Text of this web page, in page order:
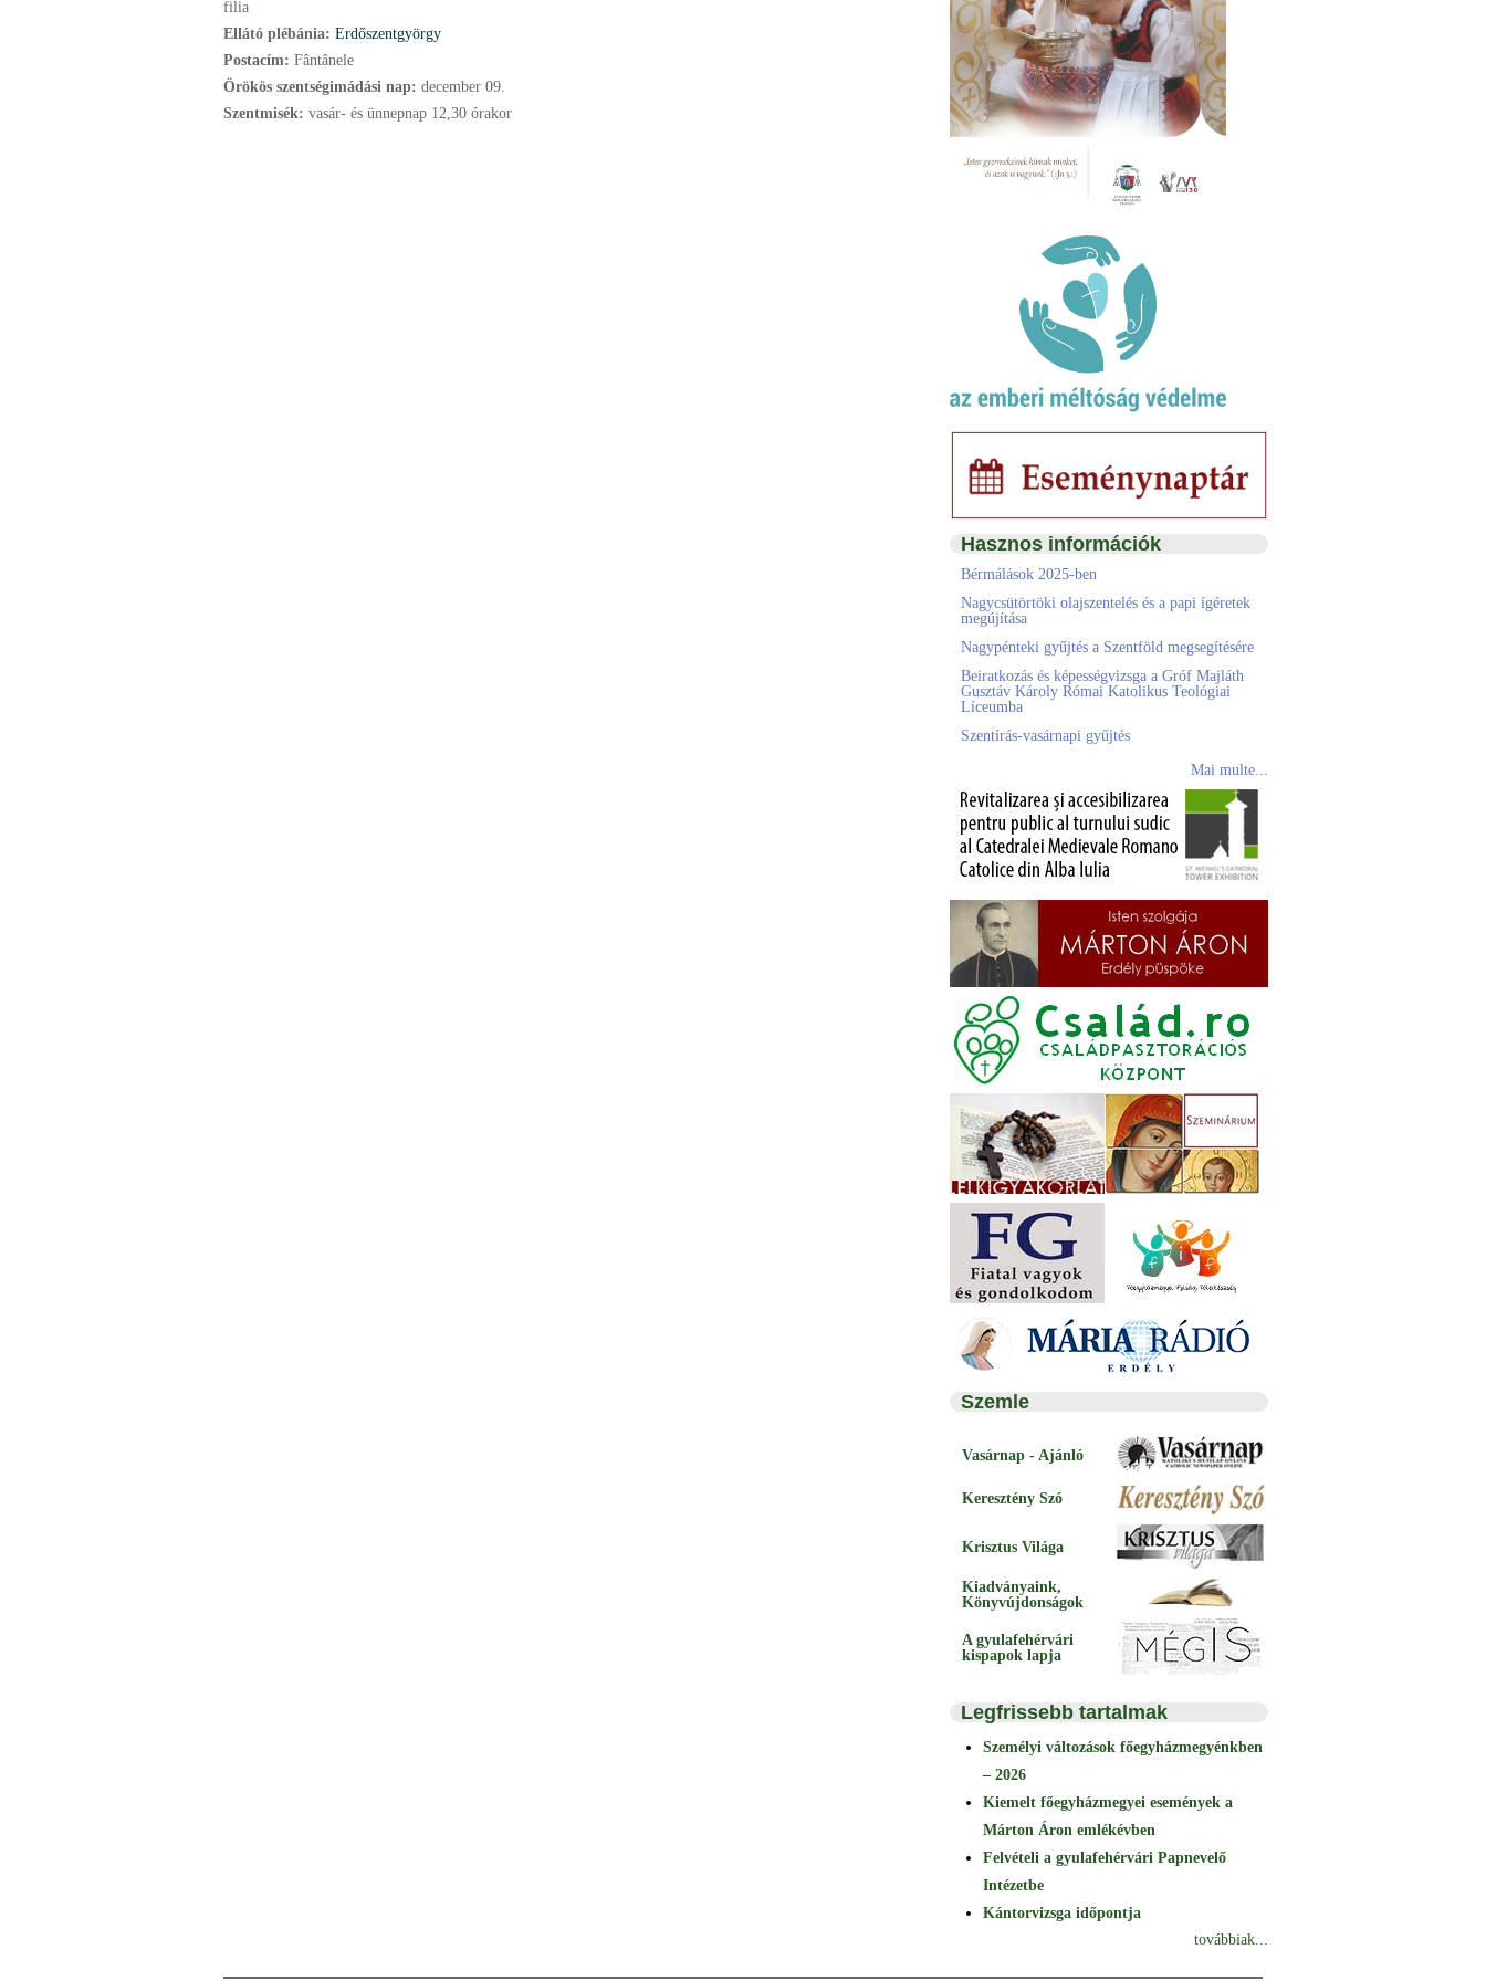
filia
Ellátó plébánia: Erdőszentgyörgy
Postacím: Fântânele
Örökös szentségimádási nap: december 09.
Szentmisék: vasár- és ünnepnap 12,30 órakor
Hasznos információk
Bérmálások 2025-ben
Nagycsütörtöki olajszentelés és a papi ígéretek
megújítása
Nagypénteki gyűjtés a Szentföld megsegítésére
Beiratkozás és képességvizsga a Gróf Majláth
Gusztáv Károly Római Katolikus Teológiai
Líceumba
Szentírás-vasárnapi gyűjtés
Mai multe...
Szemle
Vasárnap - Ajánló
Keresztény Szó
Krisztus Világa
Kiadványaink,
Könyvújdonságok
A gyulafehérvári
kispapok lapja
Legfrissebb tartalmak
Személyi változások főegyházmegyénkben
– 2026
Kiemelt főegyházmegyei események a
Márton Áron emlékévben
Felvételi a gyulafehérvári Papnevelő
Intézetbe
Kántorvizsga időpontja
továbbiak...